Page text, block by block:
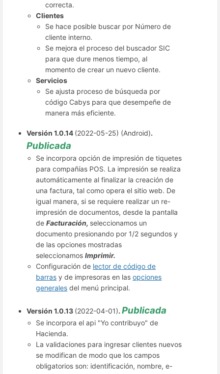
correcta.
Clientes
Se hace posible buscar por Número de
cliente interno.
Se mejora el proceso del buscador SIC
para que dure menos tiempo, al
momento de crear un nuevo cliente.
Servicios
Se ajusta proceso de búsqueda por
código Cabys para que desempeñe de
manera más eficiente.
Versión 1.0.14 (2022-05-25) (Android).
Publicada
Se incorpora opción de impresión de tiquetes
para compañías POS. La impresión se realiza
automáticamente al finalizar la creación de
una factura, tal como opera el sitio web. De
igual manera, si se requiere realizar un re-
impresión de documentos, desde la pantalla
deFacturación, seleccionamos un
documento presionando por 1/2 segundos y
de las opciones mostradas
seleccionamosImprimir.
Configuración de lector de código de
barras y de impresoras en lasopciones
generales del menú principal.
Versión 1.0.13 (2022-04-01). Publicada
Se incorpora el api "Yo contribuyo" de
Hacienda.
La validaciones para ingresar clientes nuevos
se modifican de modo que los campos
obligatorios son: identificación, nombre, e-